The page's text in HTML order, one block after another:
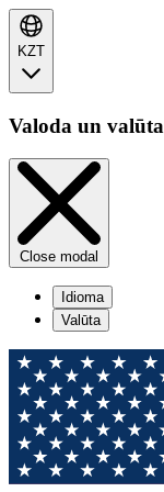
KZT
Valoda un valūta
Close modal
Idioma
Valūta